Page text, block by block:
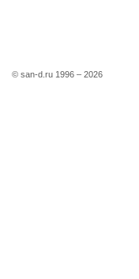
© san-d.ru 1996 – 2026